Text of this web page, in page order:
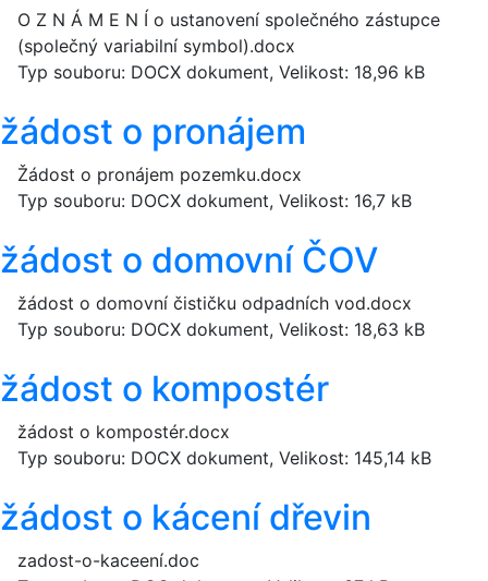
O Z N Á M E N Í o ustanovení společného zástupce
(společný variabilní symbol).docx
Typ souboru: DOCX dokument, Velikost: 18,96 kB
žádost o pronájem
Žádost o pronájem pozemku.docx
Typ souboru: DOCX dokument, Velikost: 16,7 kB
žádost o domovní ČOV
žádost o domovní čističku odpadních vod.docx
Typ souboru: DOCX dokument, Velikost: 18,63 kB
žádost o kompostér
žádost o kompostér.docx
Typ souboru: DOCX dokument, Velikost: 145,14 kB
žádost o kácení dřevin
zadost-o-kaceení.doc